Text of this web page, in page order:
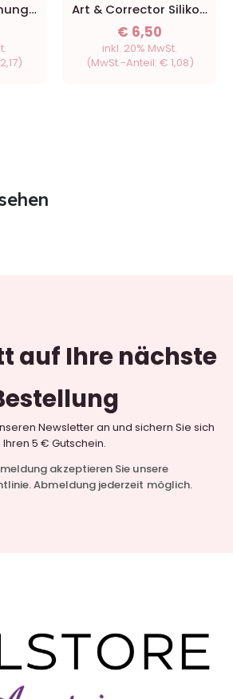
2,17)
Art & Corrector Silikon
Pen
€ 6,50
inkl. 20% MwSt.
(MwSt.-Anteil: € 1,08)
auf Ihre nächste
Newsletter an und sichern Sie sich
Ihren 5 € Gutschein.
akzeptieren Sie unsere
Abmeldung jederzeit möglich.